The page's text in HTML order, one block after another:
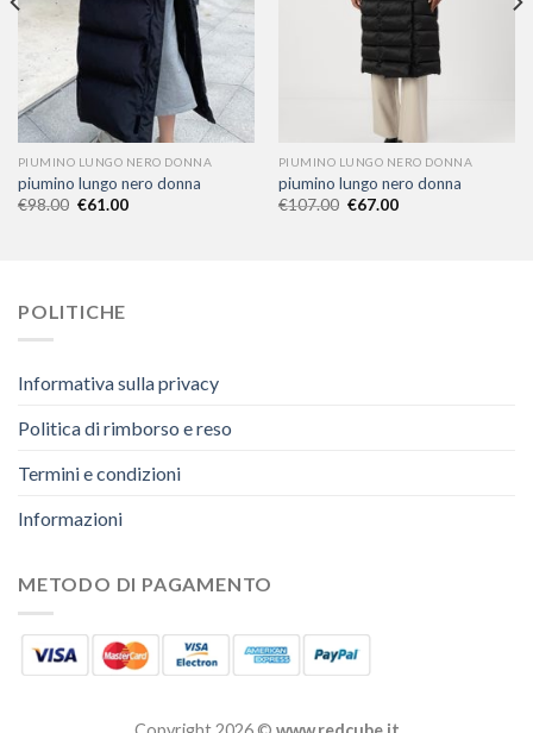
PIUMINO LUNGO NERO DONNA
piumino lungo nero donna
€98.00 €61.00
PIUMINO LUNGO NERO DONNA
piumino lungo nero donna
€107.00 €67.00
POLITICHE
Informativa sulla privacy
Politica di rimborso e reso
Termini e condizioni
Informazioni
METODO DI PAGAMENTO